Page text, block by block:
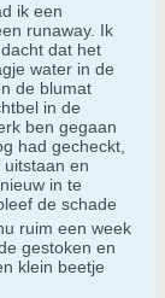
ik een
runaway. Ik
dat het
water in de
de blumat
in de
ben gegaan
had gecheckt,
en
in te
de schade
ruim een week
gestoken en
klein beetje